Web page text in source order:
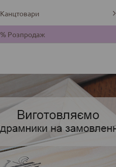
Канцтовари
% Розпродаж